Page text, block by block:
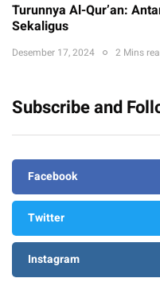
Turunnya Al-Qur’an:
Sekaligus
Desember 17, 2024 2 Mins
Subscribe and
Facebook
Twitter
Instagram